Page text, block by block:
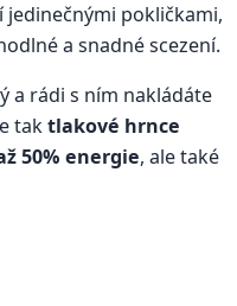
jedinečnými pokličkami,
a snadné scezení.
a rádi s ním nakládáte
taktlakové hrnce
50% energie, ale také